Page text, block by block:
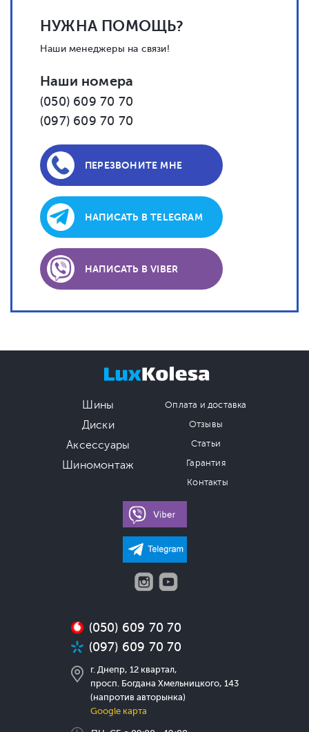
НУЖНА ПОМОЩЬ?
Наши менеджеры на связи!
Наши номера
(050) 609 70 70
(097) 609 70 70
ПЕРЕЗВОНИТЕ МНЕ
НАПИСАТЬ В TELEGRAM
НАПИСАТЬ В VIBER
Шины
Диски
Аксессуары
Шиномонтаж
Оплата и доставка
Отзывы
Статьи
Гарантия
Контакты
(050) 609 70 70
(097) 609 70 70
г. Днепр, 12 квартал,
просп. Богдана Хмельницкого, 143
(напротив авторынка)
Google карта